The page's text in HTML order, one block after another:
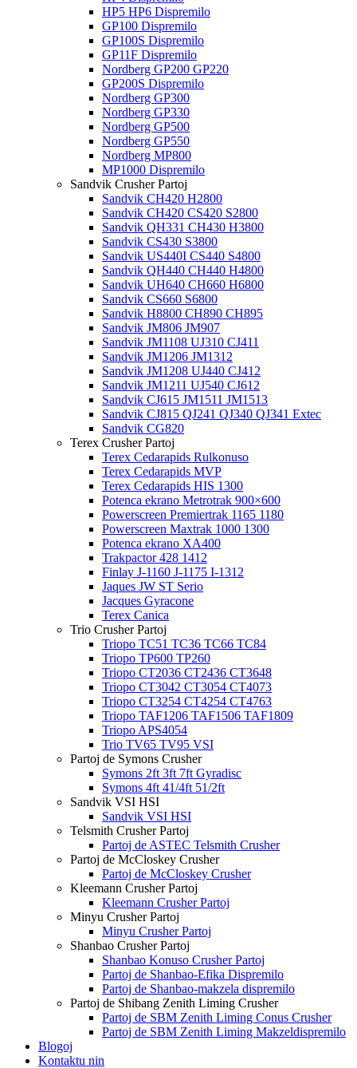
HP5 HP6 Dispremilo
GP100 Dispremilo
GP100S Dispremilo
GP11F Dispremilo
Nordberg GP200 GP220
GP200S Dispremilo
Nordberg GP300
Nordberg GP330
Nordberg GP500
Nordberg GP550
Nordberg MP800
MP1000 Dispremilo
Sandvik Crusher Partoj
Sandvik CH420 H2800
Sandvik CH420 CS420 S2800
Sandvik QH331 CH430 H3800
Sandvik CS430 S3800
Sandvik US440I CS440 S4800
Sandvik QH440 CH440 H4800
Sandvik UH640 CH660 H6800
Sandvik CS660 S6800
Sandvik H8800 CH890 CH895
Sandvik JM806 JM907
Sandvik JM1108 UJ310 CJ411
Sandvik JM1206 JM1312
Sandvik JM1208 UJ440 CJ412
Sandvik JM1211 UJ540 CJ612
Sandvik CJ615 JM1511 JM1513
Sandvik CJ815 QJ241 QJ340 QJ341 Extec
Sandvik CG820
Terex Crusher Partoj
Terex Cedarapids Rulkonuso
Terex Cedarapids MVP
Terex Cedarapids HIS 1300
Potenca ekrano Metrotrak 900×600
Powerscreen Premiertrak 1165 1180
Powerscreen Maxtrak 1000 1300
Potenca ekrano XA400
Trakpactor 428 1412
Finlay J-1160 J-1175 I-1312
Jaques JW ST Serio
Jacques Gyracone
Terex Canica
Trio Crusher Partoj
Triopo TC51 TC36 TC66 TC84
Triopo TP600 TP260
Triopo CT2036 CT2436 CT3648
Triopo CT3042 CT3054 CT4073
Triopo CT3254 CT4254 CT4763
Triopo TAF1206 TAF1506 TAF1809
Triopo APS4054
Trio TV65 TV95 VSI
Partoj de Symons Crusher
Symons 2ft 3ft 7ft Gyradisc
Symons 4ft 41/4ft 51/2ft
Sandvik VSI HSI
Sandvik VSI HSI
Telsmith Crusher Partoj
Partoj de ASTEC Telsmith Crusher
Partoj de McCloskey Crusher
Partoj de McCloskey Crusher
Kleemann Crusher Partoj
Kleemann Crusher Partoj
Minyu Crusher Partoj
Minyu Crusher Partoj
Shanbao Crusher Partoj
Shanbao Konuso Crusher Partoj
Partoj de Shanbao-Efika Dispremilo
Partoj de Shanbao-makzela dispremilo
Partoj de Shibang Zenith Liming Crusher
Partoj de SBM Zenith Liming Conus Crusher
Partoj de SBM Zenith Liming Makzeldispremilo
Blogoj
Kontaktu nin